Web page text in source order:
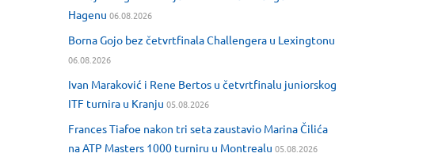
Hagenu 06.08.2026
Borna Gojo bez četvrtfinala Challengera u Lexingtonu
06.08.2026
Ivan Maraković i Rene Bertos u četvrtfinalu juniorskog
ITF turnira u Kranju 05.08.2026
Frances Tiafoe nakon tri seta zaustavio Marina Čilića
na ATP Masters 1000 turniru u Montrealu 05.08.2026